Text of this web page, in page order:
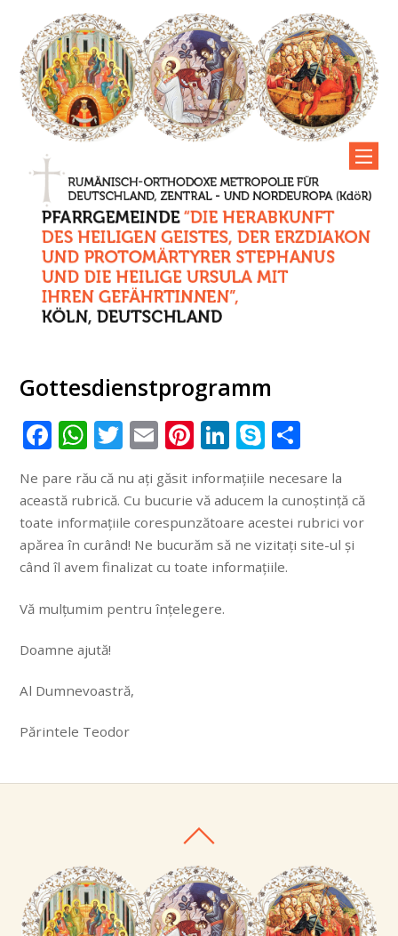
Gottesdienstprogramm
F
e
b
o
o
k
W
h
at
s
A
p
p
T
itt
er
E
m
ai
l
Pi
nt
er
e
st
Li
k
e
dI
n
S
y
p
e
le
n
Ne pare rău că nu ați găsit informațiile necesare la
această rubrică. Cu bucurie vă aducem la cunoștință că
toate informațiile corespunzătoare acestei rubrici vor
apărea în curând! Ne bucurăm să ne vizitați site-ul și
când îl avem finalizat cu toate informațiile.
Vă mulțumim pentru înțelegere.
Doamne ajută!
Al Dumnevoastră,
Părintele Teodor